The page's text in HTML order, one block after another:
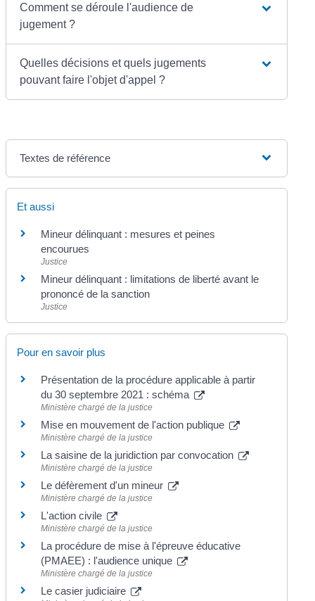
Comment se déroule l'audience de
jugement ?
Quelles décisions et quels jugements
pouvant faire l'objet d'appel ?
Textes de référence
Et aussi
Mineur délinquant : mesures et peines
encourues
Justice
Mineur délinquant : limitations de liberté avant le
prononcé de la sanction
Justice
Pour en savoir plus
Présentation de la procédure applicable à partir
du 30 septembre 2021 : schéma
Ministère chargé de la justice
Mise en mouvement de l'action publique
Ministère chargé de la justice
La saisine de la juridiction par convocation
Ministère chargé de la justice
Le défèrement d'un mineur
Ministère chargé de la justice
L'action civile
Ministère chargé de la justice
La procédure de mise à l'épreuve éducative
(PMAEE) : l'audience unique
Ministère chargé de la justice
Le casier judiciaire